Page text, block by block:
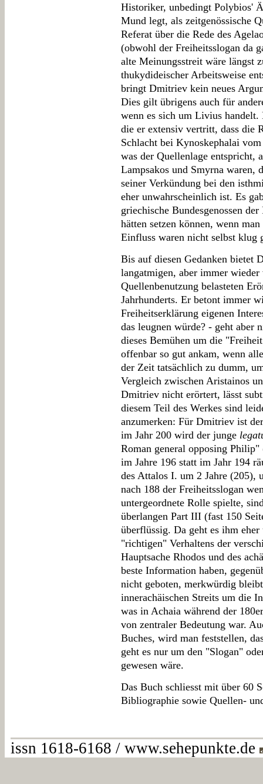
Historiker, unbedingt Polybios'
Mund legt, als zeitgenössische
Referat über die Rede des
(obwohl der Freiheitsslogan da
alte Meinungsstreit wäre längst
thukydideischer Arbeitsweise
bringt Dmitriev kein neues
Dies gilt übrigens auch für
wenn es sich um Livius
die er extensiv vertritt, dass die
Schlacht bei Kynoskephalai
was der Quellenlage entspricht,
Lampsakos und Smyrna waren,
seiner Verkündung bei den
eher unwahrscheinlich ist. Es
griechische Bundesgenossen
hätten setzen können, wenn
Einfluss waren nicht selbst klug
Bis auf diesen Gedanken bietet
langatmigen, aber immer
Quellenbenutzung belasteten
Jahrhunderts. Er betont immer
Freiheitserklärung eigenen
das leugnen würde? - geht aber
dieses Bemühen um die
offenbar so gut ankam, wenn
der Zeit tatsächlich zu dumm,
Vergleich zwischen Aristainos
Dmitriev nicht erörtert, lässt
diesem Teil des Werkes sind
anzumerken: Für Dmitriev ist
im Jahr 200 wird der junge
Roman general opposing
im Jahre 196 statt im Jahr 194
des Attalos I. um 2 Jahre (205),
nach 188 der Freiheitsslogan
untergeordnete Rolle spielte,
überlangen Part III (fast 150
überflüssig. Da geht es ihm
"richtigen" Verhaltens der
Hauptsache Rhodos und des
beste Information haben,
nicht geboten, merkwürdig
innerachäischen Streits um die
was in Achaia während der
von zentraler Bedeutung war.
Buches, wird man feststellen,
geht es nur um den "Slogan"
gewesen wäre.
Das Buch schliesst mit über 60
Bibliographie sowie Quellen-
issn 1618-6168 / www.sehepunkte.de